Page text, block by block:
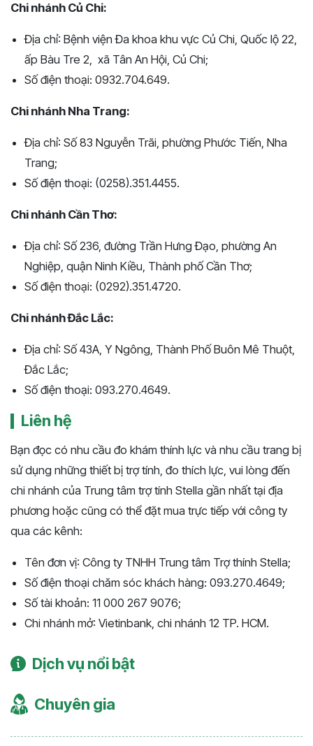
Chi nhánh Củ Chi:
Địa chỉ: Bệnh viện Đa khoa khu vực Củ Chi, Quốc lộ 22,
ấp Bàu Tre 2, xã Tân An Hội, Củ Chi;
Số điện thoại: 0932.704.649.
Chi nhánh Nha Trang:
Địa chỉ: Số 83 Nguyễn Trãi, phường Phước Tiến, Nha
Trang;
Số điện thoại: (0258).351.4455.
Chi nhánh Cần Thơ:
Địa chỉ: Số 236, đường Trần Hưng Đạo, phường An
Nghiệp, quận Ninh Kiều, Thành phố Cần Thơ;
Số điện thoại: (0292).351.4720.
Chi nhánh Đắc Lắc:
Địa chỉ: Số 43A, Y Ngông, Thành Phố Buôn Mê Thuột,
Đắc Lắc;
Số điện thoại: 093.270.4649.
Liên hệ
Bạn đọc có nhu cầu đo khám thính lực và nhu cầu trang bị
sử dụng những thiết bị trợ tính, đo thích lực, vui lòng đến
chi nhánh của Trung tâm trợ tính Stella gần nhất tại địa
phương hoặc cũng có thể đặt mua trực tiếp với công ty
qua các kênh:
Tên đơn vị: Công ty TNHH Trung tâm Trợ thính Stella;
Số điện thoại chăm sóc khách hàng: 093.270.4649;
Số tài khoản: 11 000 267 9076;
Chi nhánh mở: Vietinbank, chi nhánh 12 TP. HCM.
Dịch vụ nổi bật
Chuyên gia